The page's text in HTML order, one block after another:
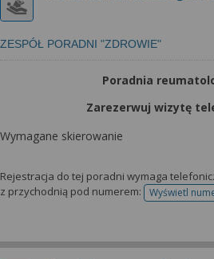
ZESPÓŁ PORADNI "ZDROWIE"
Poradnia
Zarezerwuj wizytę
Wymagane skierowanie
Rejestracja do tej poradni wymaga
z przychodnią pod numerem:
Wyświetl